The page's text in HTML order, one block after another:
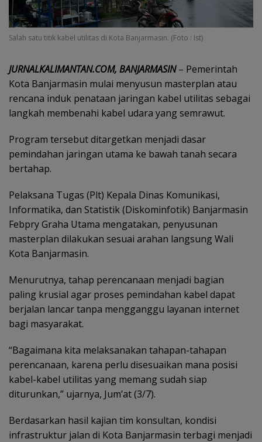
Salah satu titik kabel utilitas di Kota Banjarmasin. (Foto : Ist)
JURNALKALIMANTAN.COM, BANJARMASIN– Pemerintah
Kota Banjarmasin mulai menyusun masterplan atau
rencana induk penataan jaringan kabel utilitas sebagai
langkah membenahi kabel udara yang semrawut.
Program tersebut ditargetkan menjadi dasar
pemindahan jaringan utama ke bawah tanah secara
bertahap.
Pelaksana Tugas (Plt) Kepala Dinas Komunikasi,
Informatika, dan Statistik (Diskominfotik) Banjarmasin
Febpry Graha Utama mengatakan, penyusunan
masterplan dilakukan sesuai arahan langsung Wali
Kota Banjarmasin.
Menurutnya, tahap perencanaan menjadi bagian
paling krusial agar proses pemindahan kabel dapat
berjalan lancar tanpa mengganggu layanan internet
bagi masyarakat.
“Bagaimana kita melaksanakan tahapan-tahapan
perencanaan, karena perlu disesuaikan mana posisi
kabel-kabel utilitas yang memang sudah siap
diturunkan,” ujarnya, Jum’at (3/7).
Berdasarkan hasil kajian tim konsultan, kondisi
infrastruktur jalan di Kota Banjarmasin terbagi menjadi